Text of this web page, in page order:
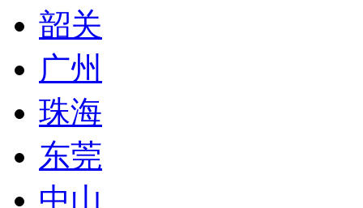
韶关
广州
珠海
东莞
中山